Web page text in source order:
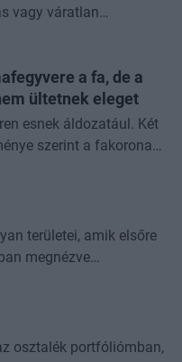
vagy váratlan
a fa, de a
ültetnek eleget
esnek áldozatául. Két
szerint a fakorona
területei, amik elsőre
megnézve
osztalék portfóliómban,